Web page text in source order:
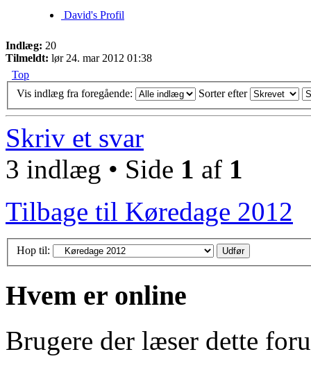
David's Profil
Indlæg: 20
Tilmeldt: lør 24. mar 2012 01:38
Top
Vis indlæg fra foregående:
Sorter efter
Skriv et svar
3 indlæg • Side 1 af 1
Tilbage til Køredage 2012
Hop til:
Hvem er online
Brugere der læser dette